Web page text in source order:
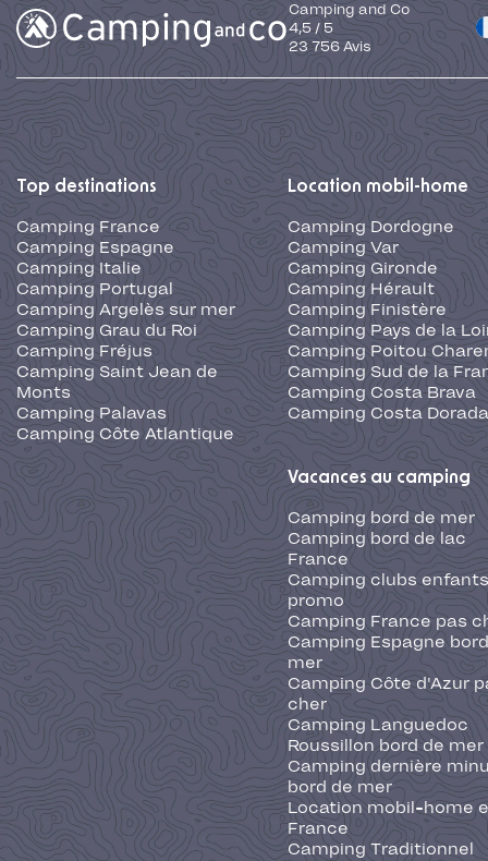
Camping and Co
4,5 / 5
23 756Avis
Top destinations
Camping France
Camping Espagne
Camping Italie
Camping Portugal
Camping Argelès sur mer
Camping Grau du Roi
Camping Fréjus
Camping Saint Jean de
Monts
Camping Palavas
Camping Côte Atlantique
Location mobil-home
Camping Dordogne
Camping Var
Camping Gironde
Camping Hérault
Camping Finistère
Camping Pays de la
Camping Poitou
Camping Sud de la
Camping Costa Brava
Camping Costa Dorada
Vacances au camping
Camping bord de mer
Camping bord de lac
France
Camping clubs
promo
Camping France pas
Camping Espagne
mer
Camping Côte d'Azur
cher
Camping Languedoc
Roussillon bord de mer
Camping dernière
bord de mer
Location mobil-home
France
Camping Traditionnel